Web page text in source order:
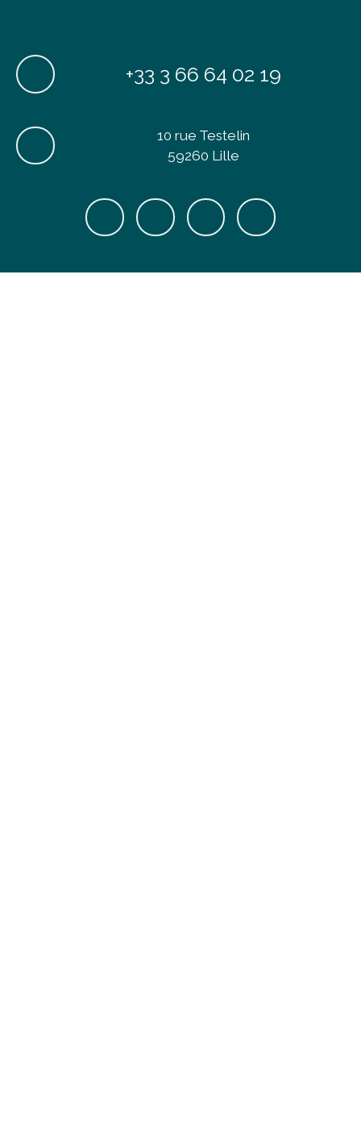
+33 3 66 64 02 19
10 rue Testelin
59260 Lille